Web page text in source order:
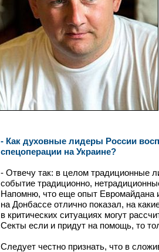
- Как духовные лидеры России
спецоперации на Украине?
- Отвечу так: в целом традиционные
событие традиционно,
Напомню, что еще опыт Евромайдана
на Донбассе отлично показал, на
в критических ситуациях могут
Секты если и придут на помощь, то
Следует честно признать, что в